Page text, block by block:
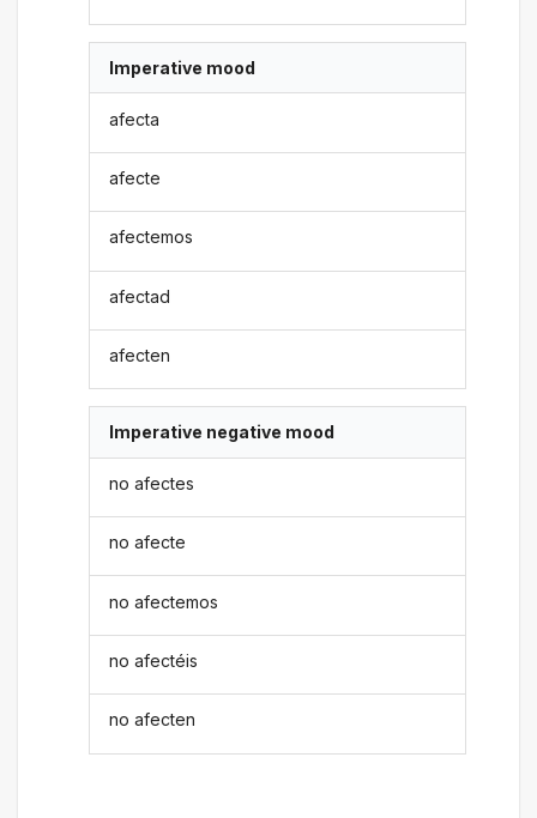
Imperative mood
afecta
afecte
afectemos
afectad
afecten
Imperative negative mood
no afectes
no afecte
no afectemos
no afectéis
no afecten